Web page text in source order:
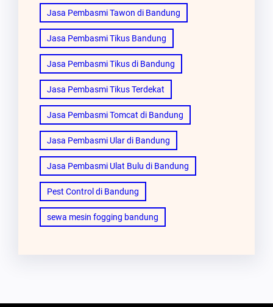
Jasa Pembasmi Tawon di Bandung
Jasa Pembasmi Tikus Bandung
Jasa Pembasmi Tikus di Bandung
Jasa Pembasmi Tikus Terdekat
Jasa Pembasmi Tomcat di Bandung
Jasa Pembasmi Ular di Bandung
Jasa Pembasmi Ulat Bulu di Bandung
Pest Control di Bandung
sewa mesin fogging bandung